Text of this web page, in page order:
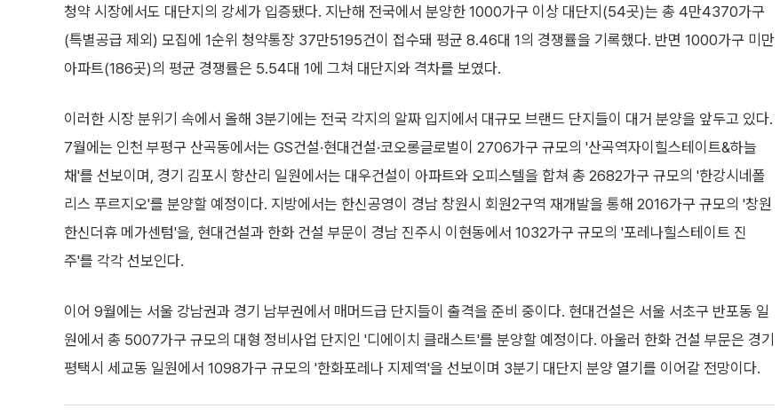
청약 시장에서도 대단지의 강세가 입증됐다. 지난해 전국에서 분양한 1000가구 이상 대단지(54곳)는 총 4만4370가구
(특별공급 제외) 모집에 1순위 청약통장 37만5195건이 접수돼 평균 8.46대 1의 경쟁률을 기록했다. 반면 1000가구 미만
아파트(186곳)의 평균 경쟁률은 5.54대 1에 그쳐 대단지와 격차를 보였다.
이러한 시장 분위기 속에서 올해 3분기에는 전국 각지의 알짜 입지에서 대규모 브랜드 단지들이 대거 분양을 앞두고 있다.
7월에는 인천 부평구 산곡동에서는 GS건설·현대건설·코오롱글로벌이 2706가구 규모의 '산곡역자이힐스테이트&하늘
채'를 선보이며, 경기 김포시 향산리 일원에서는 대우건설이 아파트와 오피스텔을 합쳐 총 2682가구 규모의 '한강시네폴
리스 푸르지오'를 분양할 예정이다. 지방에서는 한신공영이 경남 창원시 회원2구역 재개발을 통해 2016가구 규모의 '창원
한신더휴 메가센텀'을, 현대건설과 한화 건설 부문이 경남 진주시 이현동에서 1032가구 규모의 '포레나힐스테이트 진
주'를 각각 선보인다.
이어 9월에는 서울 강남권과 경기 남부권에서 매머드급 단지들이 출격을 준비 중이다. 현대건설은 서울 서초구 반포동 일
원에서 총 5007가구 규모의 대형 정비사업 단지인 '디에이치 클래스트'를 분양할 예정이다. 아울러 한화 건설 부문은 경기
평택시 세교동 일원에서 1098가구 규모의 '한화포레나 지제역'을 선보이며 3분기 대단지 분양 열기를 이어갈 전망이다.